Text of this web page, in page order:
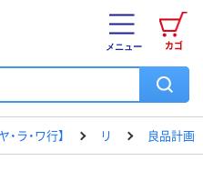
カゴ
メニュー
ラ・ワ行】 リ 良品計画